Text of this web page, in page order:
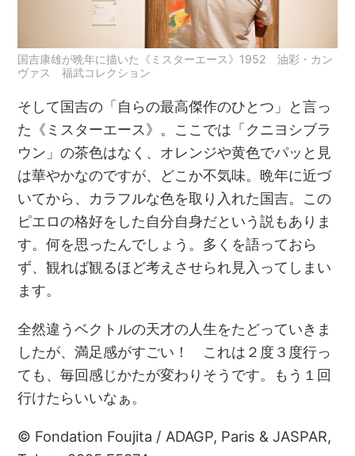
国吉康雄が晩年に描いた《ミスターエース》1952 油彩・カン
ヴァス 福武コレクション
そして国吉の「自らの最高傑作のひとつ」と言っ
た《ミスターエース》。ここでは「クニヨシブラ
ウン」の茶色はなく、オレンジや黄色でパッと見
は華やかなのですが、どこか不気味。晩年に近づ
いてから、カラフルな色を取り入れた国吉。この
ピエロの格好をした自分自身だという説もありま
す。何を思ったんでしょう。多くを語っておら
ず、観れば観るほど考えさせられ見入ってしまい
ます。
全然違うベクトルの天才の人生をたどっていきま
したが、満足感がすごい！ これは２度３度行っ
ても、毎回感じかたが変わりそうです。もう１回
行けたらいいなぁ。
© Fondation Foujita / ADAGP, Paris & JASPAR,